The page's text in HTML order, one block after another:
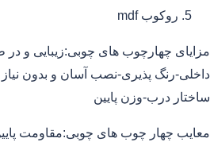
روکوب mdf
مزایای چهارچوب های چوبی:زیبایی و
داخلی-رنگ پذیری-نصب آسان و بدون نیاز
ساختار درب-وزن پایین
معایب چهار چوب های چوبی:مقاومت